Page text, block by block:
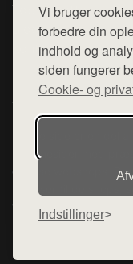
Vi bruger
forbedre din
indhold og
siden fungerer
Cookie- og
Indstillinger
Top Rabatter
Blog
Kontakt
Denne side er en del
hjemmesider med
diverse webshops.
varerne på lager.